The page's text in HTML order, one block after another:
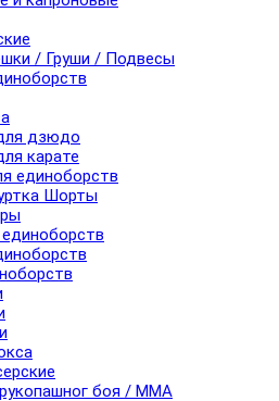
/ Груши / Подвесы
дзюдо
карате
единоборств
Шорты
боя / ММА